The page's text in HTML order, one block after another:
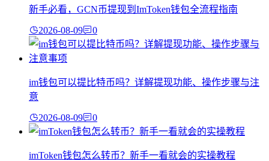
新手必看，GCN币提现到ImToken钱包全流程指南
2026-08-09 0
im钱包可以提比特币吗？详解提现功能、操作步骤与注
意
2026-08-09 0
imToken钱包怎么转币？新手一看就会的实操教程